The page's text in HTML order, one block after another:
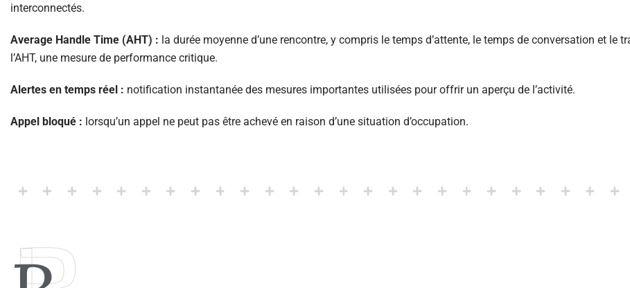
interconnectés.
Average Handle Time (AHT) : la durée moyenne d’une rencontre, y compris le temps d’attente, le temps de conversation et le
l’AHT, une mesure de performance critique.
Alertes en temps réel : notification instantanée des mesures importantes utilisées pour offrir un aperçu de l’activité.
Appel bloqué : lorsqu’un appel ne peut pas être achevé en raison d’une situation d’occupation.